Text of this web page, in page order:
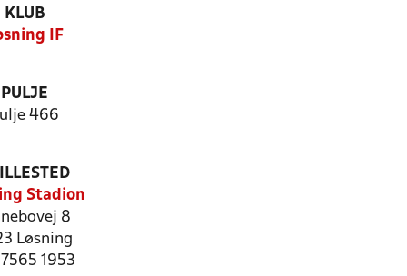
KLUB
IF
PULJE
466
Stadion
8
Løsning
1953